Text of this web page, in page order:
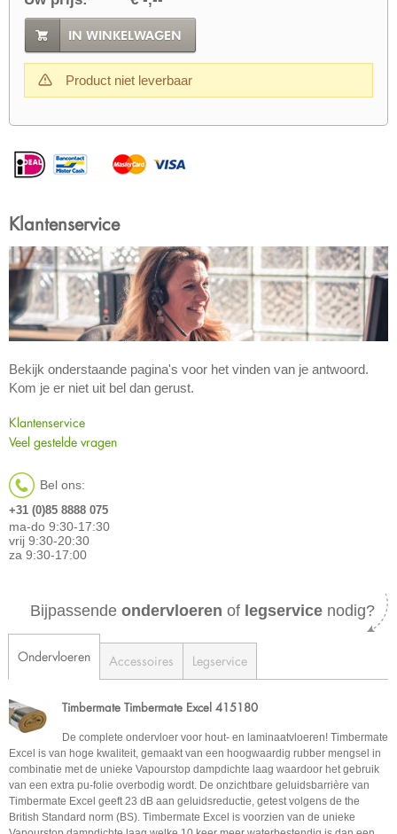
IN WINKELWAGEN
Product niet leverbaar
Klantenservice
Bekijk onderstaande pagina's voor het vinden van je antwoord.
Kom je er niet uit bel dan gerust.
Klantenservice
Veel gestelde vragen
Bel ons:
+31 (0)85 8888 075
ma-do 9:30-17:30
vrij 9:30-20:30
za 9:30-17:00
Bijpassende ondervloeren of legservice nodig?
Ondervloeren Accessoires Legservice
Timbermate Timbermate Excel 415180
De complete ondervloer voor hout- en laminaatvloeren! Timbermate
Excel is van hoge kwaliteit, gemaakt van een hoogwaardig rubber mengsel in
combinatie met de unieke Vapourstop dampdichte laag waardoor het gebruik
van een extra pu-folie overbodig wordt. De onzichtbare geluidsbarrière van
Timbermate Excel geeft 23 dB aan geluidsreductie, getest volgens de the
British Standard norm (BS). Timbermate Excel is voorzien van de unieke